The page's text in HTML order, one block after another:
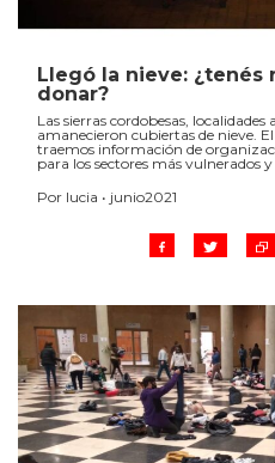
Llegó la nieve: ¿tenés
donar?
Las sierras cordobesas,
amanecieron cubiertas de nieve.
traemos información de
para los sectores más vulnerados
Por lucia • junio2021